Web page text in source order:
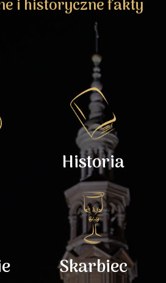
i historyczne fakty
Historia
Skarbiec